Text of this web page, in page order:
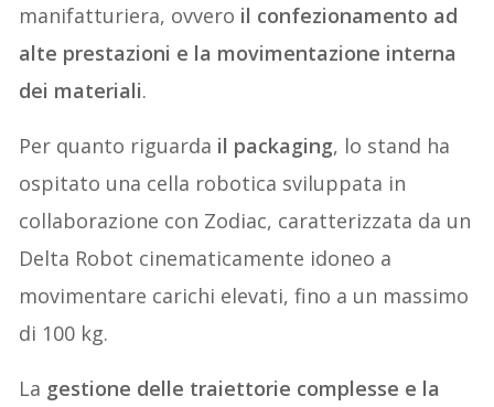
manifatturiera, ovvero il confezionamento ad
alte prestazioni e la movimentazione interna
dei materiali.
Per quanto riguarda il packaging, lo stand ha
ospitato una cella robotica sviluppata in
collaborazione con Zodiac, caratterizzata da un
Delta Robot cinematicamente idoneo a
movimentare carichi elevati, fino a un massimo
di 100 kg.
La gestione delle traiettorie complesse e la